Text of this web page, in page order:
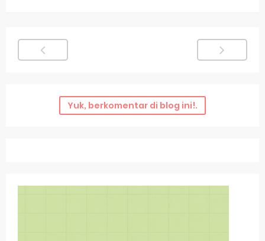
Yuk, berkomentar di blog ini!.